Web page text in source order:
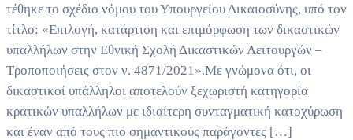
τέθηκε το σχέδιο νόμου του Υπουργείου Δικαιοσύνης, υπό τον
τίτλο: «Επιλογή, κατάρτιση και επιμόρφωση των δικαστικών
υπαλλήλων στην Εθνική Σχολή Δικαστικών Λειτουργών –
Τροποποιήσεις στον ν. 4871/2021».Με γνώμονα ότι, οι
δικαστικοί υπάλληλοι αποτελούν ξεχωριστή κατηγορία
κρατικών υπαλλήλων με ιδιαίτερη συνταγματική κατοχύρωση
και έναν από τους πιο σημαντικούς παράγοντες […]